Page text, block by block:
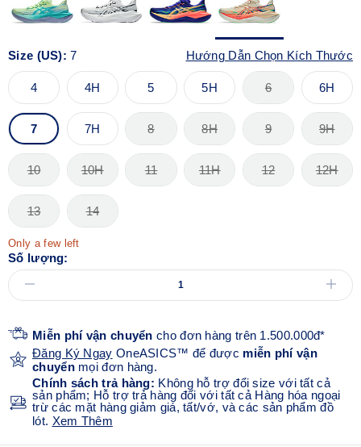
Size (US):7 Hướng Dẫn Chọn Kích Thước
4 4H 5 5H 6 6H
7 7H 8 8H 9 9H
10 10H 11 11H 12 12H
13 14
Only a few left
Số lượng:
Miễn phí vận chuyển cho đơn hàng trên 1.500.000đ*
Đăng Ký Ngay OneASICS™ để được miễn phí vận
chuyểnmọi đơn hàng.
Chính sách trả hàng: Không hỗ trợ đổi size với tất cả
sản phẩm; Hỗ trợ trả hàng đối với tất cả Hàng hóa ngoại
trừ các mặt hàng giảm giá, tất/vớ, và các sản phẩm đồ
lót. Xem Thêm